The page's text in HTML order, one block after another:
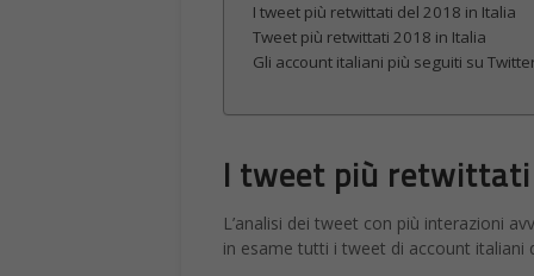
I tweet più retwittati del 2018 in Italia
Tweet più retwittati 2018 in Italia
Gli account italiani più seguiti su
I tweet più retwittati
L’analisi dei tweet con più interazioni
in esame tutti i tweet di account italiani